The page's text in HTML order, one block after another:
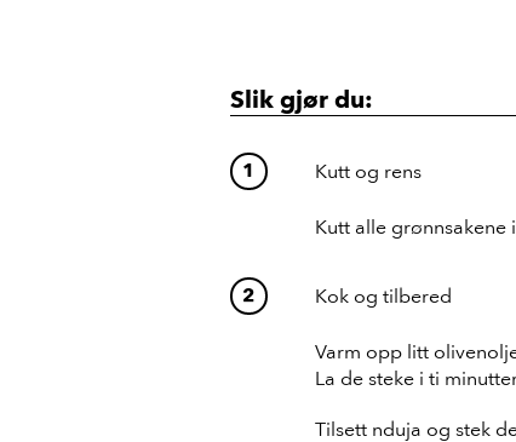
Slik gjør du:
Kutt og rens
Kutt alle grønnsakene
Kok og tilbered
Varm opp litt
La de steke i ti
Tilsett nduja og stek